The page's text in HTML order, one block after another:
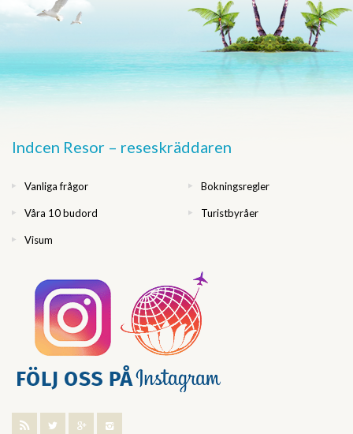
Indcen Resor – reseskräddaren
Vanliga frågor Bokningsregler
Våra 10 budord Turistbyråer
Visum